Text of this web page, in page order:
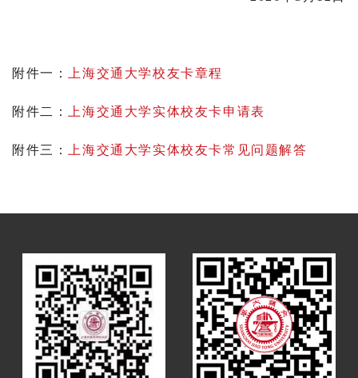
附件一： 上海交通大学校友卡章程
附件二： 上海交通大学实体校友卡申请表
附件三： 上海交通大学实体校友卡常见问题解答